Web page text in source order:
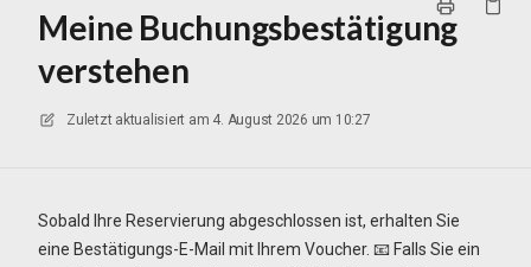
Meine Buchungsbestätigung
verstehen
Zuletzt aktualisiert am 4. August 2026 um 10:27
Sobald Ihre Reservierung abgeschlossen ist, erhalten Sie
eine Bestätigungs-E-Mail mit Ihrem Voucher. 📧 Falls Sie ein